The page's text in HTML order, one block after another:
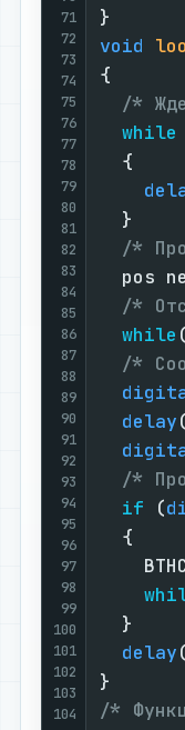
71
72
73
74
75
76
77
78
79
80
81
82
83
84
85
86
87
88
89
90
91
92
93
94
95
96
97
98
99
100
101
102
103
104
void
{
/*
while
  {
  }
/*
pos
/*
while
/*
delay(
/*
if (
  {
    BTHC
  }
delay(
/*